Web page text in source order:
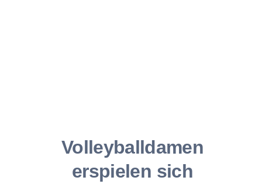
Volleyballdamen
erspielen sich